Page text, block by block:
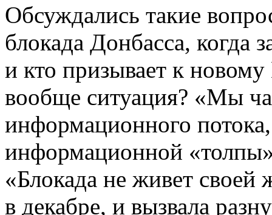
Обсуждались такие
блокада Донбасса, когда
и кто призывает к
вообще ситуация? «Мы
информационного
информационной
«Блокада не живет
в декабре, и вызвала